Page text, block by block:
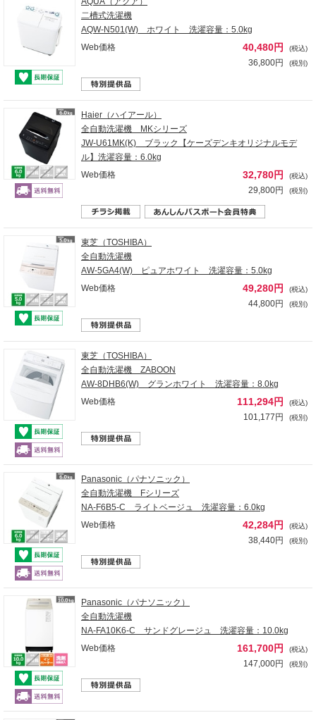
二槽式洗濯機
AQW-N501(W) ホワイト 洗濯容量：5.0kg
Web価格
40,480円 (税込)
36,800円 (税別)
Haier（ハイアール）
全自動洗濯機 MKシリーズ
JW-U61MK(K) ブラック【ケーズデンキオリジナルモデ
ル】洗濯容量：6.0kg
Web価格
32,780円 (税込)
29,800円 (税別)
東芝（TOSHIBA）
全自動洗濯機
AW-5GA4(W) ピュアホワイト 洗濯容量：5.0kg
Web価格
49,280円 (税込)
44,800円 (税別)
東芝（TOSHIBA）
全自動洗濯機 ZABOON
AW-8DHB6(W) グランホワイト 洗濯容量：8.0kg
Web価格
111,294円 (税込)
101,177円 (税別)
Panasonic（パナソニック）
全自動洗濯機 Fシリーズ
NA-F6B5-C ライトベージュ 洗濯容量：6.0kg
Web価格
42,284円 (税込)
38,440円 (税別)
Panasonic（パナソニック）
全自動洗濯機
NA-FA10K6-C サンドグレージュ 洗濯容量：10.0kg
Web価格
161,700円 (税込)
147,000円 (税別)